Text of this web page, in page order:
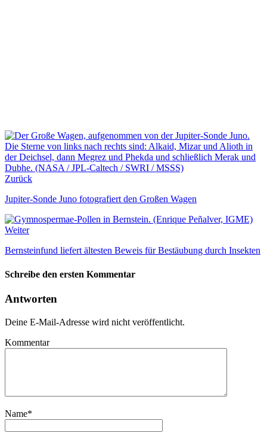
Zurück
Jupiter-Sonde Juno fotografiert den Großen Wagen
Weiter
Bernsteinfund liefert ältesten Beweis für Bestäubung durch Insekten
Schreibe den ersten Kommentar
Antworten
Deine E-Mail-Adresse wird nicht veröffentlicht.
Kommentar
Name*